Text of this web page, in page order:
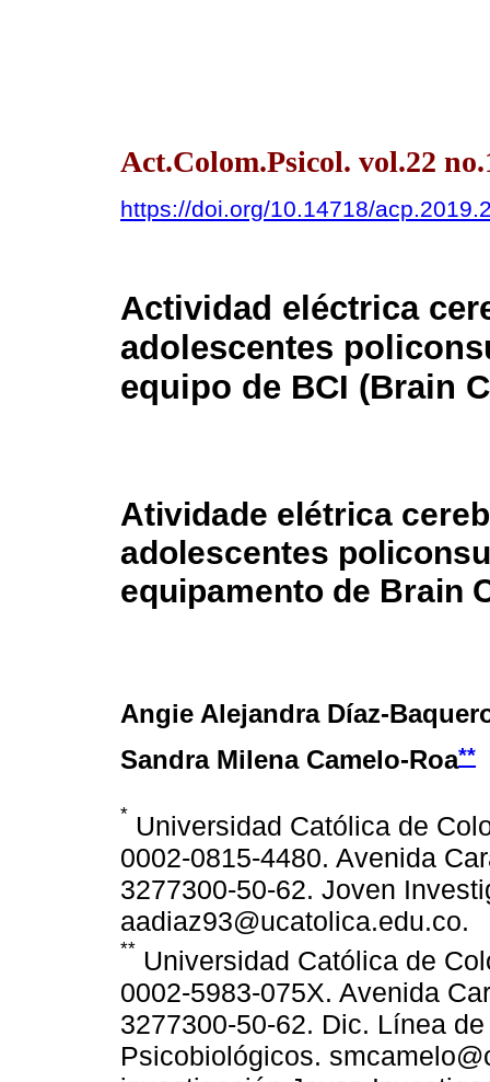
Act.Colom.Psicol. vol.22
https://doi.org/10.14718/
Actividad eléctrica
adolescentes
equipo de BCI (Brain
Atividade elétrica
adolescentes
equipamento de Brain
Angie Alejandra Díaz-
Sandra Milena Camelo-Roa**
* Universidad Católica de
0002-0815-4480. Avenida
3277300-50-62. Joven
aadiaz93@ucatolica.edu.co.
** Universidad Católica de
0002-5983-075X. Avenida
3277300-50-62. Dic. Línea
Psicobiológicos.